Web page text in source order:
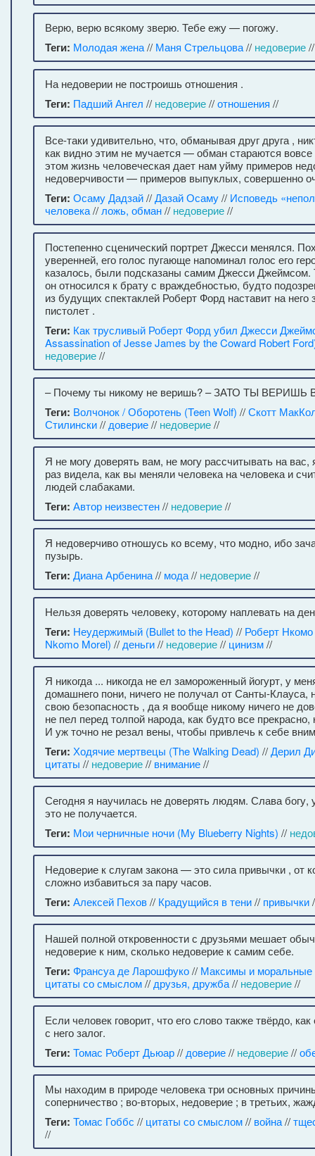
Верю, верю всякому зверю. Тебе ежу — погожу.
Теги: Молодая жена// Маня Стрельцова// недоверие
На недоверии не построишь отношения .
Теги: Падший Ангел // недоверие//отношения //
Все-таки удивительно, что, обманывая друг друга ,
как видно этим не мучается — обман стараются
этом жизнь человеческая дает нам уйму примеров
недоверчивости — примеров выпуклых, совершенно
Теги: Осаму Дадзай//Дазай Осаму// Исповедь
человека// ложь, обман// недоверие//
Постепенно сценический портрет Джесси менялся.
уверенней, его голос пугающе напоминал голос его
казалось, были подсказаны самим Джесси Джеймсом.
он относился к брату с враждебностью, будто
из будущих спектаклей Роберт Форд наставит на него
пистолет .
Теги: Как трусливый Роберт Форд убил Джесси
Assassination of Jesse James by the Coward Robert
недоверие//
– Почему ты никому не веришь? – ЗАТО ТЫ ВЕРИШЬ
Теги: Волчонок / Оборотень (Teen Wolf) //Скотт
Стилински// доверие// недоверие//
Я не могу доверять вам, не могу рассчитывать на вас,
раз видела, как вы меняли человека на человека и
людей слабаками.
Теги: Автор неизвестен// недоверие//
Я недоверчиво отношусь ко всему, что модно, ибо
пузырь.
Теги: Диана Арбенина// мода// недоверие//
Нельзя доверять человеку, которому наплевать на
Теги: Неудержимый (Bullet to the Head) // Роберт
Nkomo Morel) // деньги// недоверие// цинизм//
Я никогда ... никогда не ел замороженный йогурт, у
домашнего пони, ничего не получал от Санты-Клауса,
свою безопасность , да я вообще никому ничего не
не пел перед толпой народа, как будто все прекрасно,
И уж точно не резал вены, чтобы привлечь к себе
Теги: Ходячие мертвецы (The Walking Dead) //Дерил
цитаты // недоверие// внимание//
Сегодня я научилась не доверять людям. Слава богу,
это не получается.
Теги: Мои черничные ночи (My Blueberry Nights) //
Недоверие к слугам закона — это сила привычки , от
сложно избавиться за пару часов.
Теги: Алексей Пехов// Крадущийся в тени// привычки
Нашей полной откровенности с друзьями мешает
недоверие к ним, сколько недоверие к самим себе.
Теги: Франсуа де Ларошфуко// Максимы и
цитаты со смыслом// друзья, дружба// недоверие//
Если человек говорит, что его слово также твёрдо, как
с него залог.
Теги: Томас Роберт Дьюар// доверие// недоверие//
Мы находим в природе человека три основных
соперничество ; во-вторых, недоверие ; в третьих,
Теги: Томас Гоббс // цитаты со смыслом// война//
//